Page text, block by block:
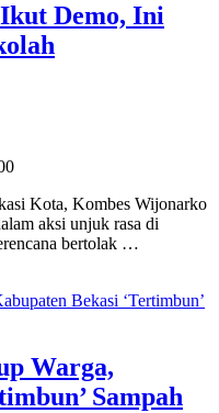
Demo, Ini
Kota, Kombes Wijonarko
aksi unjuk rasa di
bertolak …
Warga,
Sampah